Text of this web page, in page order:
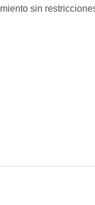
sin